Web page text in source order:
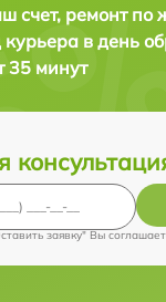
счет, ремонт по
курьера в день
35 минут
заявку" Вы